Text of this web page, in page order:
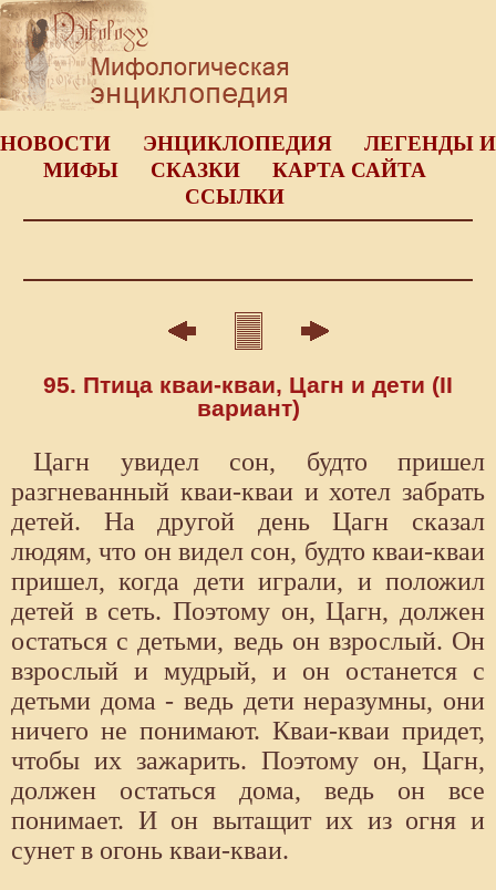
НОВОСТИ ЭНЦИКЛОПЕДИЯ
ЛЕГЕНДЫ И
МИФЫ
СКАЗКИ
КАРТА САЙТА
ССЫЛКИ
95. Птица кваи-кваи, Цагн и дети (II
вариант)
Цагн увидел сон, будто пришел
разгневанный кваи-кваи и хотел забрать
детей. На другой день Цагн сказал
людям, что он видел сон, будто кваи-кваи
пришел, когда дети играли, и положил
детей в сеть. Поэтому он, Цагн, должен
остаться с детьми, ведь он взрослый. Он
взрослый и мудрый, и он останется с
детьми дома - ведь дети неразумны, они
ничего не понимают. Кваи-кваи придет,
чтобы их зажарить. Поэтому он, Цагн,
должен остаться дома, ведь он все
понимает. И он вытащит их из огня и
сунет в огонь кваи-кваи.